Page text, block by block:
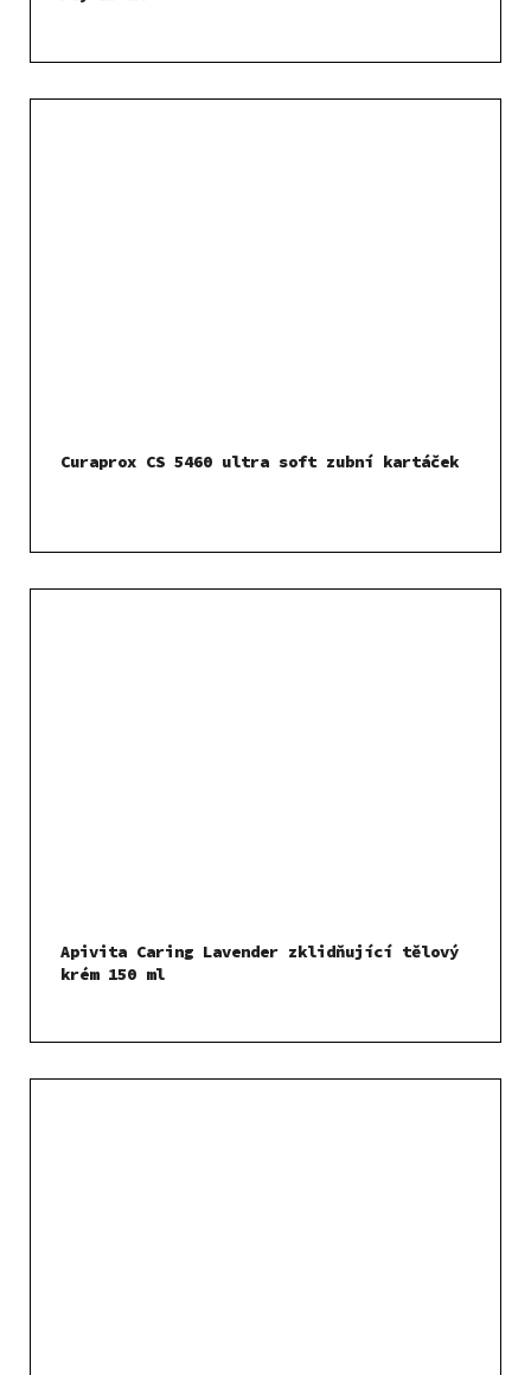
Curaprox CS 5460 ultra soft zubní kartáček
Apivita Caring Lavender zklidňující tělový
krém 150 ml